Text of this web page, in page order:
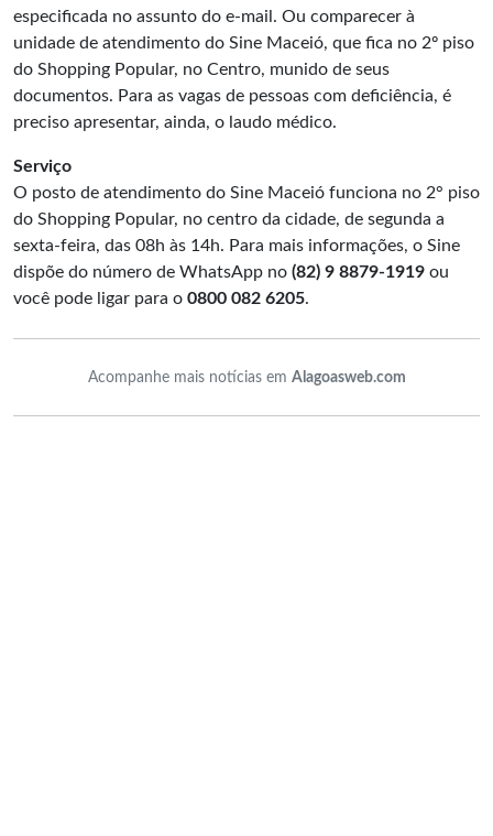
especificada no assunto do e-mail. Ou comparecer à
unidade de atendimento do Sine Maceió, que fica no 2º piso
do Shopping Popular, no Centro, munido de seus
documentos. Para as vagas de pessoas com deficiência, é
preciso apresentar, ainda, o laudo médico.
Serviço
O posto de atendimento do Sine Maceió funciona no 2° piso
do Shopping Popular, no centro da cidade, de segunda a
sexta-feira, das 08h às 14h. Para mais informações, o Sine
dispõe do número de WhatsApp no (82) 9 8879-1919 ou
você pode ligar para o 0800 082 6205.
Acompanhe mais notícias em Alagoasweb.com